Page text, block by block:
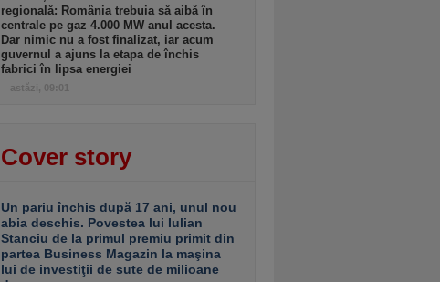
regională: România trebuia să aibă în
centrale pe gaz 4.000 MW anul acesta.
Dar nimic nu a fost finalizat, iar acum
guvernul a ajuns la etapa de închis
fabrici în lipsa energiei
astăzi, 09:01
Cover story
Un pariu închis după 17 ani, unul nou
abia deschis. Povestea lui Iulian
Stanciu de la primul premiu primit din
partea Business Magazin la maşina
lui de investiţii de sute de milioane